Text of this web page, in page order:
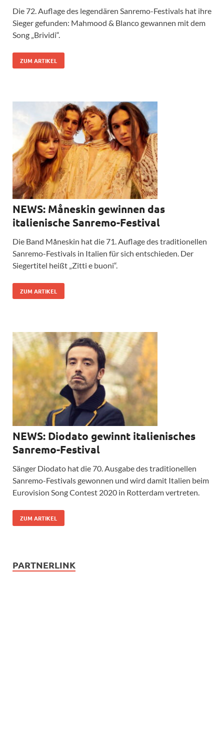
Die 72. Auflage des legendären Sanremo-Festivals hat ihre
Sieger gefunden: Mahmood & Blanco gewannen mit dem
Song „Brividi“.
ZUM ARTIKEL
NEWS: Måneskin gewinnen das
italienische Sanremo-Festival
Die Band Måneskin hat die 71. Auflage des traditionellen
Sanremo-Festivals in Italien für sich entschieden. Der
Siegertitel heißt „Zitti e buoni“.
ZUM ARTIKEL
NEWS: Diodato gewinnt italienisches
Sanremo-Festival
Sänger Diodato hat die 70. Ausgabe des traditionellen
Sanremo-Festivals gewonnen und wird damit Italien beim
Eurovision Song Contest 2020 in Rotterdam vertreten.
ZUM ARTIKEL
PARTNERLINK